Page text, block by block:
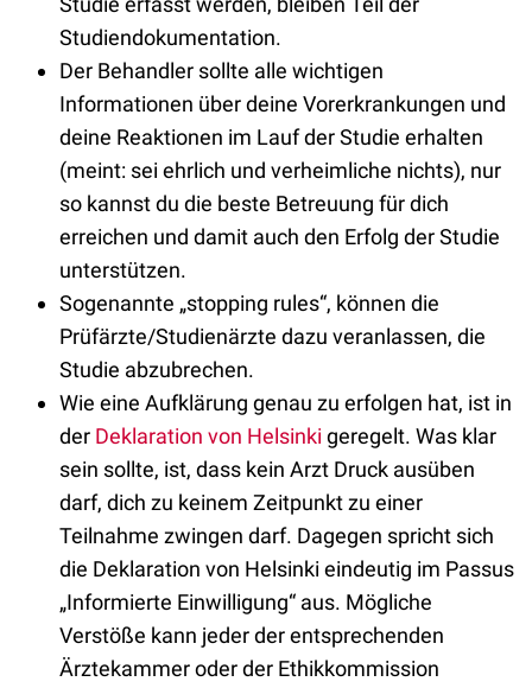
Studiendokumentation.
Der Behandler sollte alle wichtigen
Informationen über deine Vorerkrankungen und
deine Reaktionen im Lauf der Studie erhalten
(meint: sei ehrlich und verheimliche nichts), nur
so kannst du die beste Betreuung für dich
erreichen und damit auch den Erfolg der Studie
unterstützen.
Sogenannte „stopping rules“, können die
Prüfärzte/Studienärzte dazu veranlassen, die
Studie abzubrechen.
Wie eine Aufklärung genau zu erfolgen hat, ist in
der Deklaration von Helsinki geregelt. Was klar
sein sollte, ist, dass kein Arzt Druck ausüben
darf, dich zu keinem Zeitpunkt zu einer
Teilnahme zwingen darf. Dagegen spricht sich
die Deklaration von Helsinki eindeutig im Passus
„Informierte Einwilligung“ aus. Mögliche
Verstöße kann jeder der entsprechenden
Ärztekammer oder der Ethikkommission